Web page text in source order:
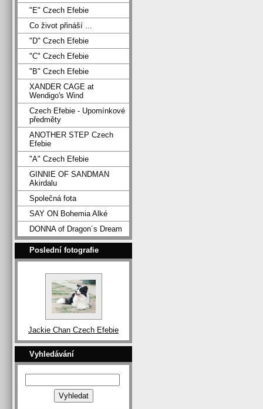
"E" Czech Efebie
Co život přináší ...
"D" Czech Efebie
"C" Czech Efebie
"B" Czech Efebie
XANDER CAGE at
Wendigo's Wind
Czech Efebie - Upomínkové
předměty
ANOTHER STEP Czech
Efebie
"A" Czech Efebie
GINNIE OF SANDMAN
Akirdalu
Společná fota
SAY ON Bohemia Alké
DONNA of Dragon´s Dream
Poslední fotografie
Jackie Chan Czech Efebie
Vyhledávání